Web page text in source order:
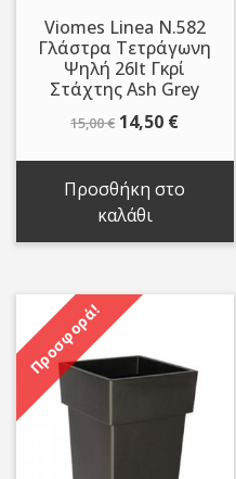
Viomes Linea N.582
Γλάστρα Τετράγωνη
Ψηλή 26lt Γκρί
Στάχτης Ash Grey
15,00€ Original
15,00 €.
14,50 €Η
είναι:
Προσθήκη στο
καλάθι
Προσφορά!